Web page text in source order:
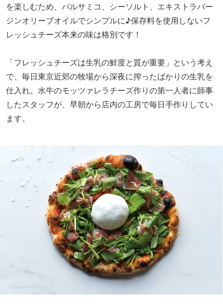
を楽しむため、バルサミコ、シーソルト、エキストラバー
ジンオリーブオイルでシンプルに♪保存料を使用しないフ
レッシュチーズ本来の味は格別です！
「フレッシュチーズは生乳の鮮度と質が重要」という考え
で、毎日東京近郊の牧場から深夜に搾ったばかりの生乳を
仕入れ。水牛のモッツァレラチーズ作りの第一人者に師事
したスタッフが、早朝から店内の工房で毎日手作りしてい
ます。